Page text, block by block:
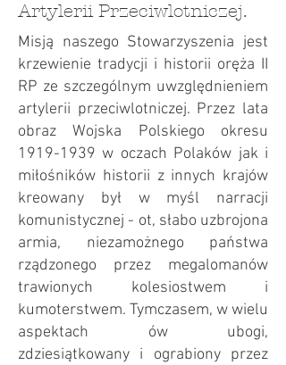
Artylerii Przeciwlotniczej.
Misją naszego Stowarzyszenia jest
krzewienie tradycji i historii oręża II
RP ze szczególnym uwzględnieniem
artylerii przeciwlotniczej. Przez lata
obraz Wojska Polskiego okresu
1919-1939 w oczach Polaków jak i
miłośników historii z innych krajów
kreowany był w myśl narracji
komunistycznej - ot, słabo uzbrojona
armia, niezamożnego państwa
rządzonego przez megalomanów
trawionych kolesiostwem i
kumoterstwem. Tymczasem, w wielu
aspektach ów ubogi,
zdziesiątkowany i ograbiony przez